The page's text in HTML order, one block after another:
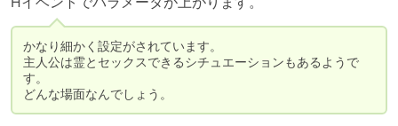
かなり細かく設定がされています。
主人公は霊とセックスできるシチュエーションもあるようで
す。
どんな場面なんでしょう。